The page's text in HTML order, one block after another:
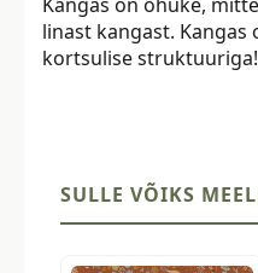
linast kangast. Kangas
kortsulise struktuuriga!
SULLE VÕIKS